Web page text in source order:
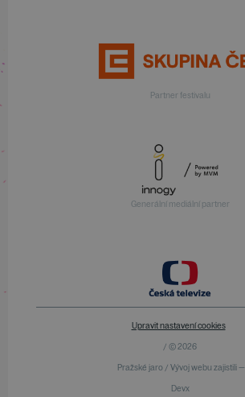
Partner festivalu
Generální mediální partner
Upravit nastavení cookies
/ © 2026
Pražské jaro / Vývoj webu zajistili —
Devx